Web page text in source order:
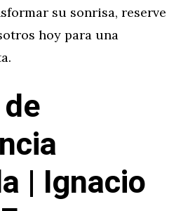
su sonrisa, reserve
hoy para una
| Ignacio